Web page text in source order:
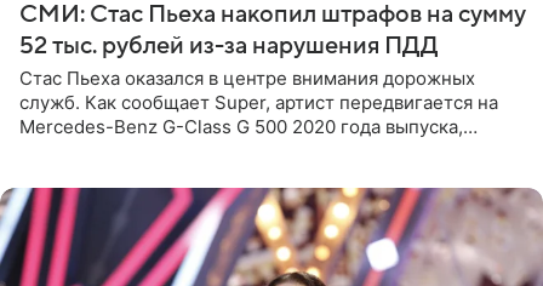
СМИ: Стас Пьеха накопил штрафов на сумму
52 тыс. рублей из-за нарушения ПДД
Стас Пьеха оказался в центре внимания дорожных
служб. Как сообщает Super, артист передвигается на
Mercedes-Benz G-Class G 500 2020 года выпуска,